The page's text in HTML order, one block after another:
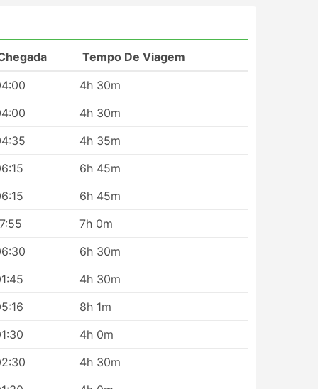
Tempo De Viagem
4h 30m
4h 30m
4h 35m
6h 45m
6h 45m
7h 0m
6h 30m
4h 30m
8h 1m
4h 0m
4h 30m